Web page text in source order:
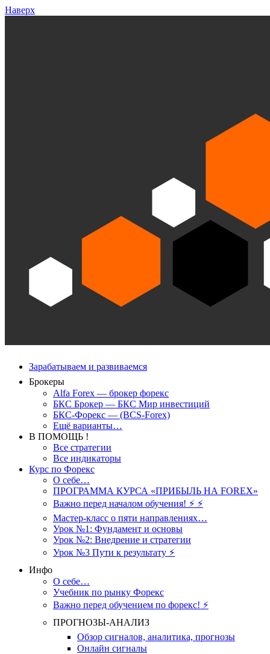
Наверх
Зарабатываем и развиваемся
Брокеры
Alfa Forex — брокер форекс
БКС Брокер — БКС Мир инвестиций
БКС-Форекс — (BCS-Forex)
Ещё варианты…
В ПОМОЩЬ !
Все стратегии
Все индикаторы
Курс по Форекс
О себе…
ПРОГРАММА КУРСА «ПРИБЫЛЬ НА FOREX»
Важно перед началом обучения! ⚡ ⚡
Мастер-класс о пяти направлениях…
Урок №1: Фундамент и основы
Урок №2: Внедрение и стратегии
Урок №3 Пути к результату ⚡️
Инфо
О себе…
Учебник по рынку Форекс
Важно перед обучением по форекс! ⚡
ПРОГНОЗЫ-АНАЛИЗ
Обзор сигналов, аналитика, прогнозы
Онлайн сигналы